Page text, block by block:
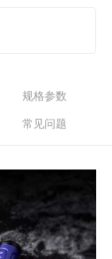
规格参数
常见问题